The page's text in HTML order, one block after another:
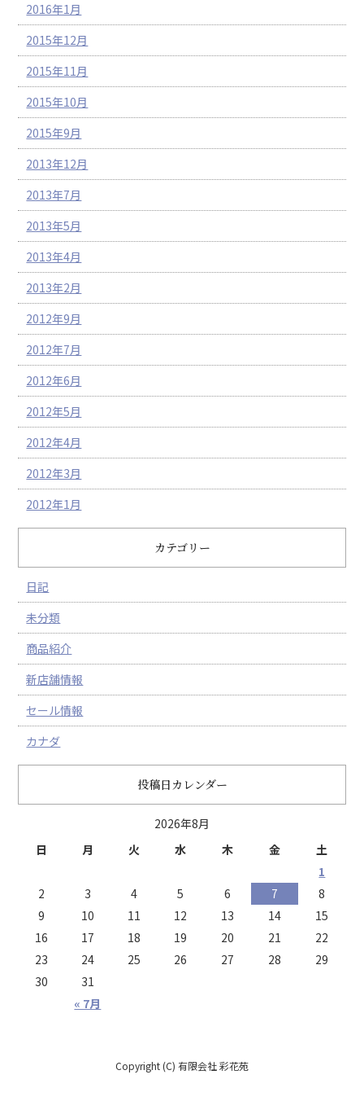
2016年1月
2015年12月
2015年11月
2015年10月
2015年9月
2013年12月
2013年7月
2013年5月
2013年4月
2013年2月
2012年9月
2012年7月
2012年6月
2012年5月
2012年4月
2012年3月
2012年1月
カテゴリー
日記
未分類
商品紹介
新店舗情報
セール情報
カナダ
投稿日カレンダー
2026年8月
日
月 火 水 木 金 土
« 7月
1
2
3 4 5 6 7
8
9
10 11 12 13 14
15
16
17 18 19 20 21
22
23
24 25 26 27 28
29
30
31
Copyright (C) 有限会社 彩花苑